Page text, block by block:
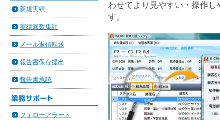
わせてより見やすい・操作
す。
新規実績
実績回数集計
メール返信転送
報告書保存提出
報告書承認
フォローアラート